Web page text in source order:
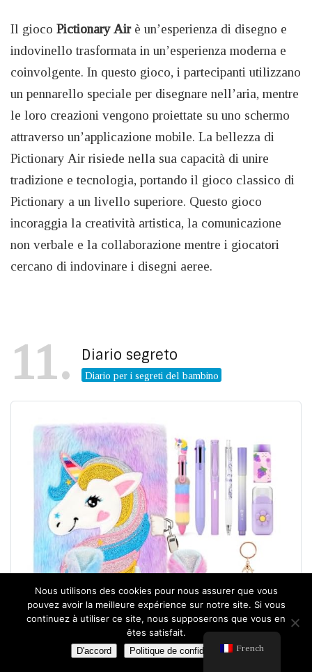
Il gioco Pictionary Airè un’esperienza di disegno e
indovinello trasformata in un’esperienza moderna e
coinvolgente. In questo gioco, i partecipanti utilizzano
un pennarello speciale per disegnare nell’aria, mentre
le loro creazioni vengono proiettate su uno schermo
attraverso un’applicazione mobile. La bellezza di
Pictionary Air risiede nella sua capacità di unire
tradizione e tecnologia, portando il gioco classico di
Pictionary a un livello superiore. Questo gioco
incoraggia la creatività artistica, la comunicazione
non verbale e la collaborazione mentre i giocatori
cercano di indovinare i disegni aeree.
11 Diario segreto
Diario per i segreti del bambino
French
Nous utilisons des cookies pour nous assurer que vous
pouvez avoir la meilleure expérience sur notre site. Si vous
continuez à utiliser ce site, nous supposerons que vous en
êtes satisfait.
D'accord Politique de confidentialité